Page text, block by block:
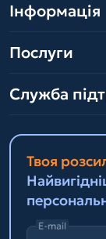
Інформація
Послуги
Служба
Твоя
E-mail